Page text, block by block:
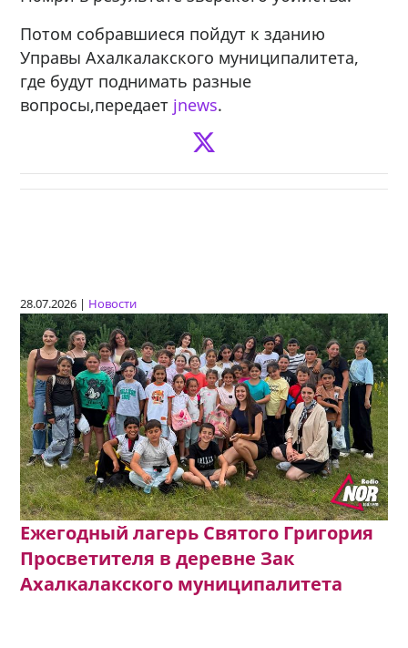
Потом собравшиеся пойдут к зданию
Управы Ахалкалакского муниципалитета,
где будут поднимать разные
вопросы,передает jnews.
28.07.2026 | Новости
Ежегодный лагерь Святого Григория
Просветителя в деревне Зак
Ахалкалакского муниципалитета